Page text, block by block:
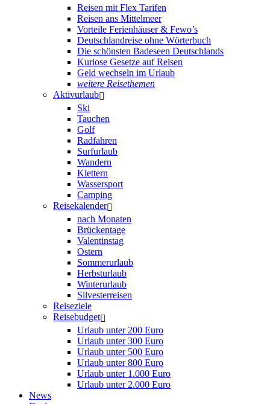
Reisen mit Flex Tarifen
Reisen ans Mittelmeer
Vorteile Ferienhäuser & Fewo’s
Deutschlandreise ohne Wörterbuch
Die schönsten Badeseen Deutschlands
Kuriose Gesetze auf Reisen
Geld wechseln im Urlaub
weitere Reisethemen
Aktivurlaub
Ski
Tauchen
Golf
Radfahren
Surfurlaub
Wandern
Klettern
Wassersport
Camping
Reisekalender
nach Monaten
Brückentage
Valentinstag
Ostern
Sommerurlaub
Herbsturlaub
Winterurlaub
Silvesterreisen
Reiseziele
Reisebudget
Urlaub unter 200 Euro
Urlaub unter 300 Euro
Urlaub unter 500 Euro
Urlaub unter 800 Euro
Urlaub unter 1.000 Euro
Urlaub unter 2.000 Euro
News